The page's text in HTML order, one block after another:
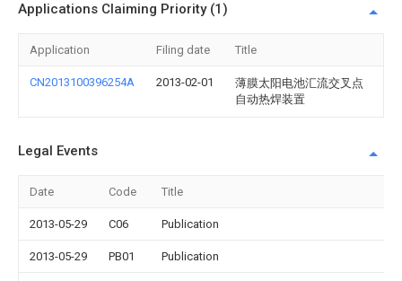
Applications Claiming Priority (1)
Application Filing date Title
CN2013100396254A 2013-02-01
薄膜太阳电池汇流交叉点
自动热焊装置
Legal Events
Date Code Title
2013-05-29 C06 Publication
2013-05-29 PB01 Publication